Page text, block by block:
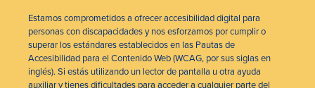
Estamos comprometidos a ofrecer accesibilidad digital para
personas con discapacidades y nos esforzamos por cumplir o
superar los estándares establecidos en las Pautas de
Accesibilidad para el Contenido Web (WCAG, por sus siglas en
inglés). Si estás utilizando un lector de pantalla u otra ayuda
auxiliar y tienes dificultades para acceder a cualquier parte del